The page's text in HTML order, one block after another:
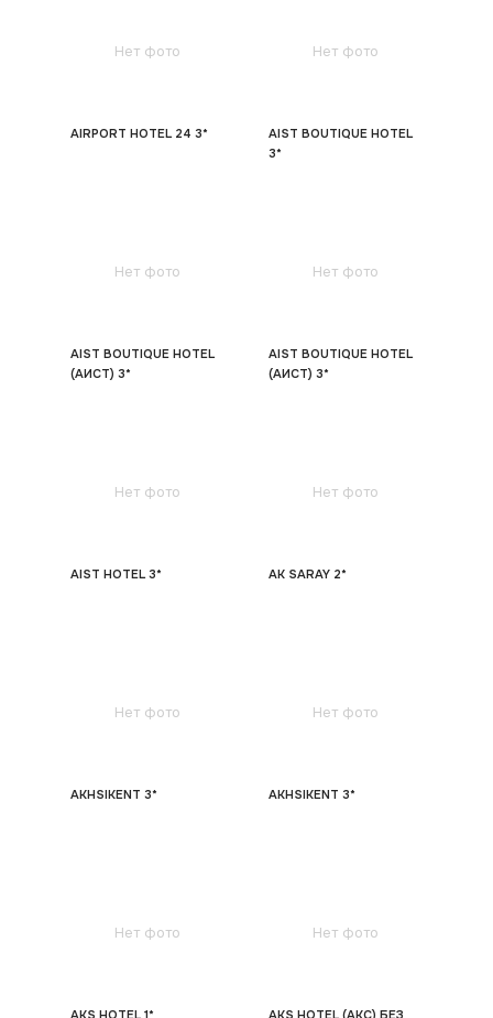
Нет фото
AIRPORT HOTEL 24 3*
Нет фото
AIST BOUTIQUE HOTEL
3*
Нет фото
AIST BOUTIQUE HOTEL
(АИСТ) 3*
Нет фото
AIST BOUTIQUE HOTEL
(АИСТ) 3*
Нет фото
AIST HOTEL 3*
Нет фото
AK SARAY 2*
Нет фото
AKHSIKENT 3*
Нет фото
AKHSIKENT 3*
Нет фото
AKS HOTEL 1*
Нет фото
AKS HOTEL (АКС) БЕЗ